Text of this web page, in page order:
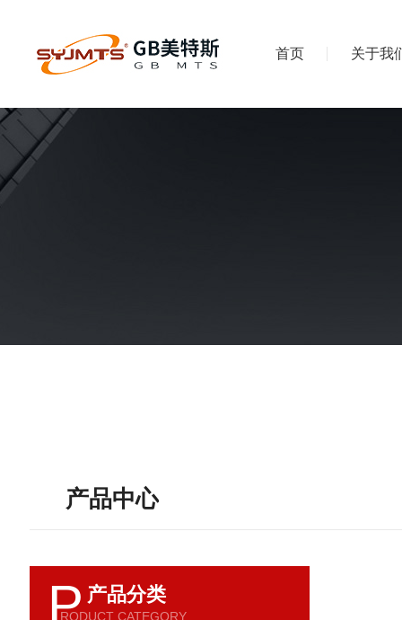
首页 关于我
产品中心
P 产品分类
RODUCT CATEGORY